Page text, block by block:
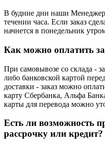
В будние дни наши
течении часа. Если заказ
начнется в понедельник
Как можно оплатить
При самовывозе со склада -
либо банковской картой
доставки - заказ можно
карту Сбербанка, Альфа
карты для перевода можно
Есть ли возможность
рассрочку или кредит?